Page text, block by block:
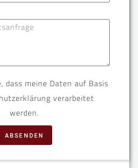
dass meine Daten auf Basis
verarbeitet
werden.
ABSENDEN